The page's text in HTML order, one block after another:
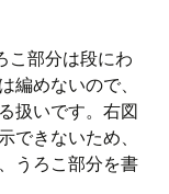
こ部分は段にわ
編めないので、
扱いです。右図
できないため、
うろこ部分を書